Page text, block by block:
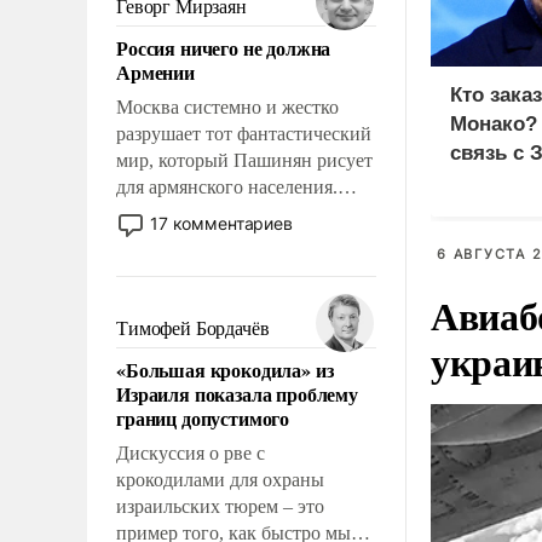
означает многолетний период
уязвимости США, например,
перед Китаем.
Геворг Мирзаян
Россия ничего не должна
Армении
Москва системно и жестко
разрушает тот фантастический
мир, который Пашинян рисует
для армянского населения.
Мир, где политические
прожекты будут безусловно
налогоплательщиков и где
Еревану за свои поступки не
нужно отвечать.
17 комментариев
Тимофей Бордачёв
«Большая крокодила» из
Израиля показала проблему
границ допустимого
Дискуссия о рве с
крокодилами для охраны
израильских тюрем – это
пример того, как быстро мы
Кто
связь с
6 АВГУСТА